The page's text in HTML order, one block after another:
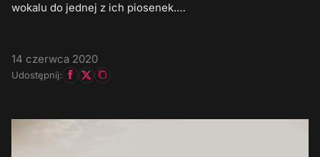
wokalu do jednej z ich piosenek.…
14 czerwca 2020
Udostępnij: